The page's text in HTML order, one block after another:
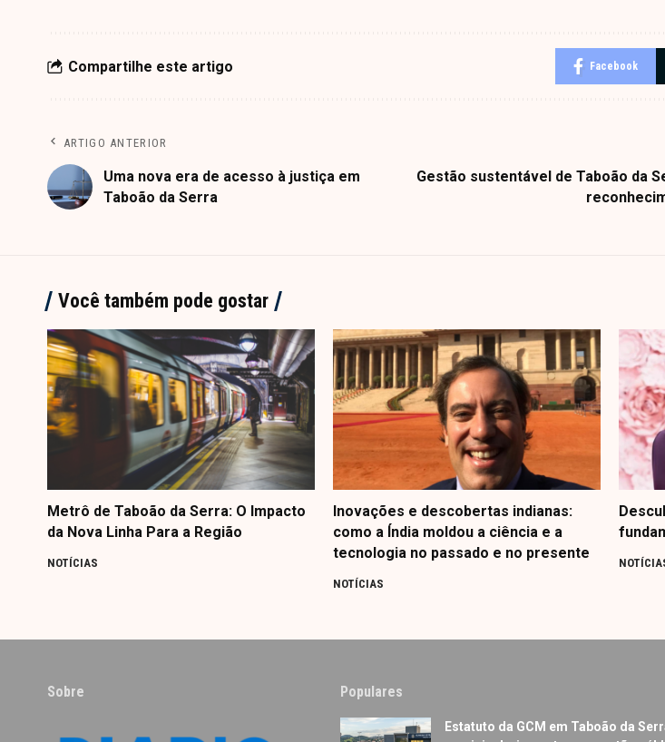
Compartilhe este artigo Facebook
ARTIGO ANTERIOR
Uma nova era de acesso à justiça em
Taboão da Serra
Gestão sustentável de Taboão da
Você também pode gostar
Metrô de Taboão da Serra: O Impacto
da Nova Linha Para a Região
NOTÍCIAS
Inovações e descobertas indianas:
como a Índia moldou a ciência e a
tecnologia no passado e no presente
NOTÍCIAS
Sobre Populares
Estatuto da GCM em Taboão da